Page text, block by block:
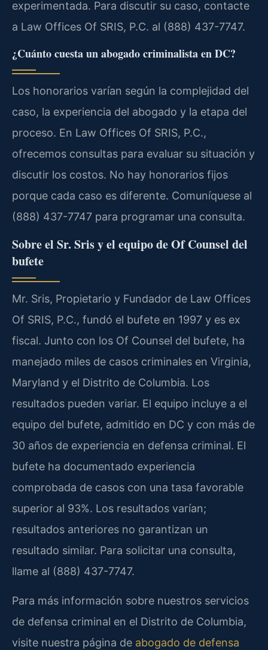
experimentada. Para discutir su caso, contacte
a Law Offices Of SRIS, P.C. al (888) 437-7747.
¿Cuánto cuesta un abogado criminalista en DC?
Los honorarios varían según la complejidad del
caso, la experiencia del abogado y la etapa del
proceso. En Law Offices Of SRIS, P.C.,
ofrecemos consultas para evaluar su situación y
discutir los costos. No hay honorarios fijos
porque cada caso es diferente. Comuníquese al
(888) 437-7747 para programar una consulta.
Sobre el Sr. Sris y el equipo de Of Counsel del
bufete
Mr. Sris, Propietario y Fundador de Law Offices
Of SRIS, P.C., fundó el bufete en 1997 y es ex
fiscal. Junto con los Of Counsel del bufete, ha
manejado miles de casos criminales en Virginia,
Maryland y el Distrito de Columbia. Los
resultados pueden variar. El equipo incluye a el
equipo del bufete, admitido en DC y con más de
30 años de experiencia en defensa criminal. El
bufete ha documentado experiencia
comprobada de casos con una tasa favorable
superior al 93%. Los resultados varían;
resultados anteriores no garantizan un
resultado similar. Para solicitar una consulta,
llame al (888) 437-7747.
Para más información sobre nuestros servicios
de defensa criminal en el Distrito de Columbia,
visite nuestra página de abogado de defensa